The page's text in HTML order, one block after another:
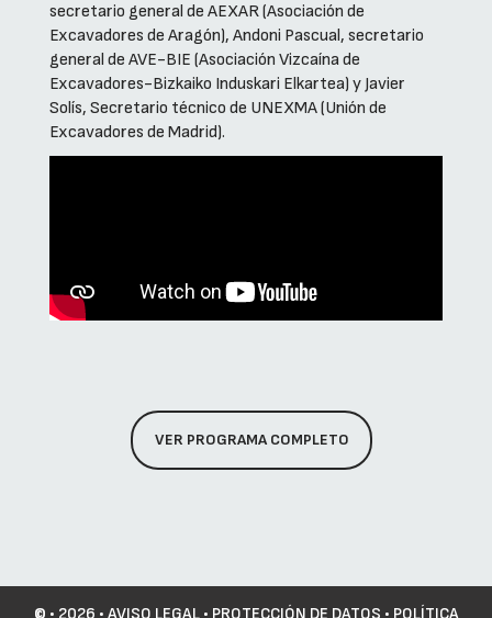
secretario general de AEXAR (Asociación de
Excavadores de Aragón), Andoni Pascual, secretario
general de AVE-BIE (Asociación Vizcaína de
Excavadores-Bizkaiko Induskari Elkartea) y Javier
Solís, Secretario técnico de UNEXMA (Unión de
Excavadores de Madrid).
VER PROGRAMA COMPLETO